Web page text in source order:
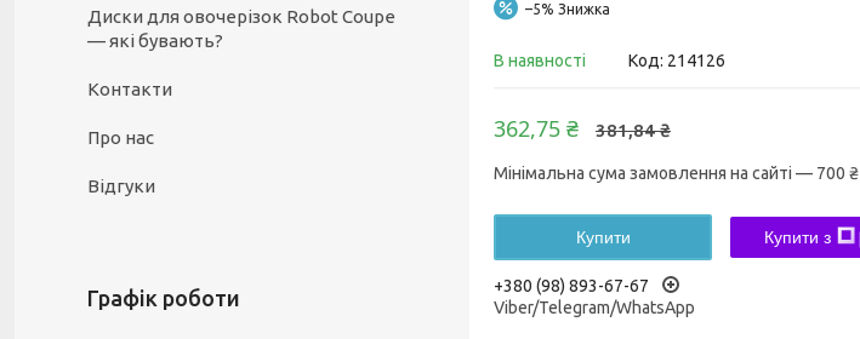
–5%
В наявності Код: 214126
381,84 ₴
362,75 ₴
Мінімальна сума замовлення на сайті — 700 ₴
Купити Купити з
+380 (98) 893-67-67
Viber/Telegram/WhatsApp
Диски для овочерізок Robot Coupe
— які бувають?
Контакти
Про нас
Відгуки
Графік роботи